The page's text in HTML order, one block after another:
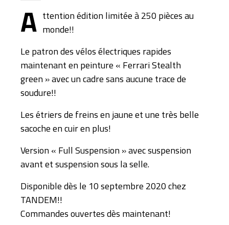
A ttention édition limitée à 250 pièces au
monde!!
Le patron des vélos électriques rapides
maintenant en peinture « Ferrari Stealth
green » avec un cadre sans aucune trace de
soudure!!
Les étriers de freins en jaune et une très belle
sacoche en cuir en plus!
Version « Full Suspension » avec suspension
avant et suspension sous la selle.
Disponible dès le 10 septembre 2020 chez
TANDEM!!
Commandes ouvertes dès maintenant!